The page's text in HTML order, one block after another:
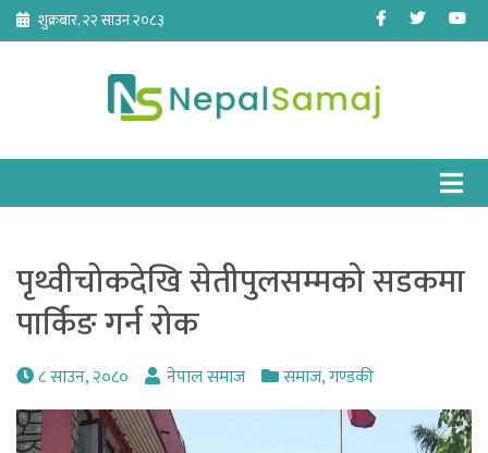
Skip
content
शुक्रबार, २२ साउन २०८३ Facebook
Twitter
पृथ्वीचोकदेखि सेतीपुलसम्मको सडकमा
पार्किङ गर्न रोक
८ साउन, २०८० नेपाल समाज समाज,गण्डकी